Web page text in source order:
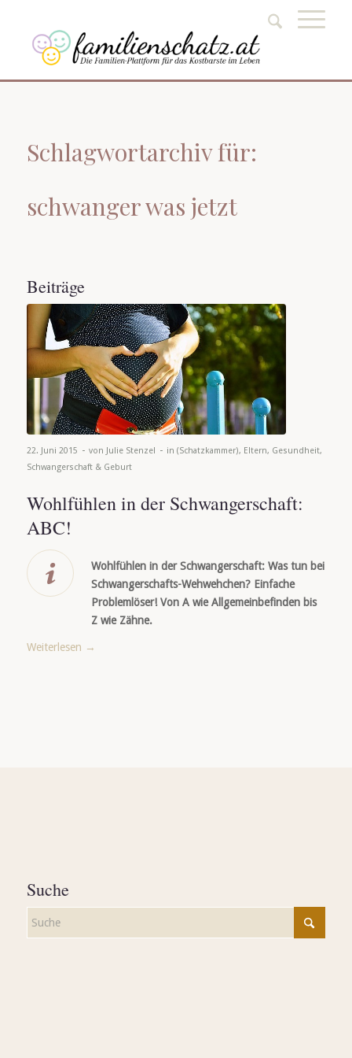
Schlagwortarchiv für:
schwanger was jetzt
Beiträge
22. Juni 2015 - von Julie Stenzel - in (Schatzkammer), Eltern, Gesundheit,
Schwangerschaft & Geburt
Wohlfühlen in der Schwangerschaft:
ABC!
Wohlfühlen in der Schwangerschaft: Was tun bei
Schwangerschafts-Wehwehchen? Einfache
Problemlöser! Von A wie Allgemeinbefinden bis
Z wie Zähne.
Weiterlesen →
Suche